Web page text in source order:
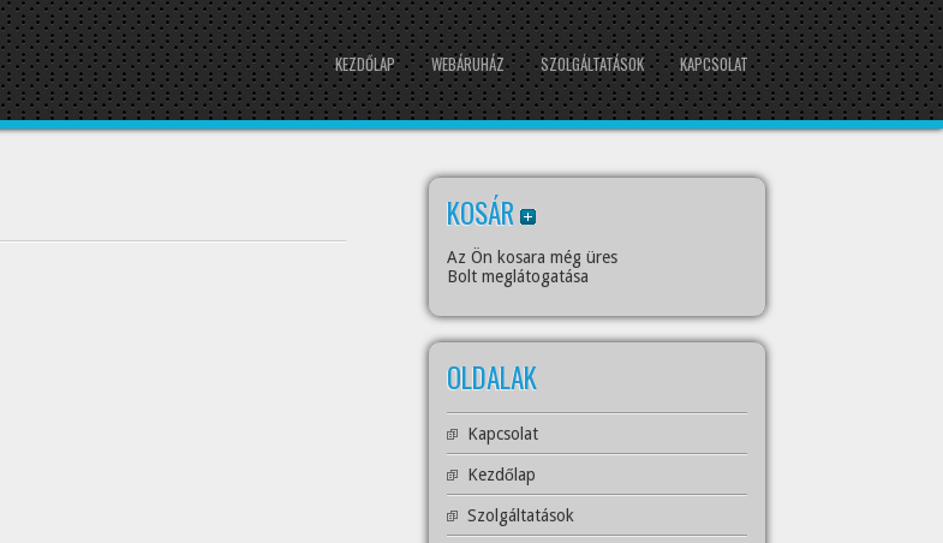
KEZDŐLAP WEBÁRUHÁZ SZOLGÁLTATÁSOK KAPCSOLAT
KOSÁR
Az Ön kosara még üres
Bolt meglátogatása
OLDALAK
Kapcsolat
Kezdőlap
Szolgáltatások